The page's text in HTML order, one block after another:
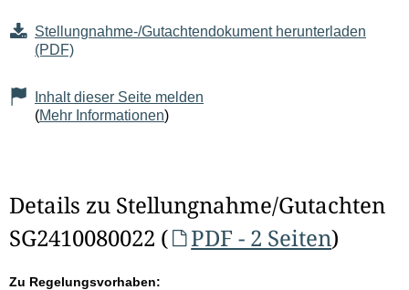
Stellungnahme-/Gutachtendokument herunterladen
(PDF)
Inhalt dieser Seite melden
(Mehr Informationen)
Details zu Stellungnahme/Gutachten
SG2410080022 (
PDF - 2 Seiten)
Zu Regelungsvorhaben: